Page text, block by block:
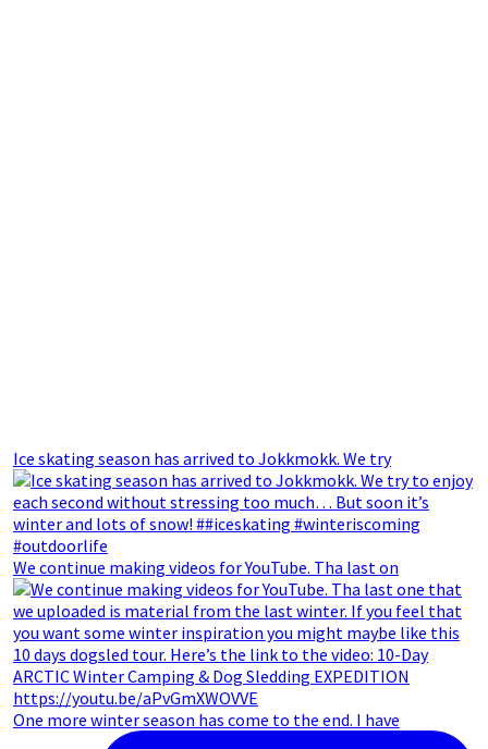
Ice skating season has arrived to Jokkmokk. We try
We continue making videos for YouTube. Tha last on
One more winter season has come to the end. I have